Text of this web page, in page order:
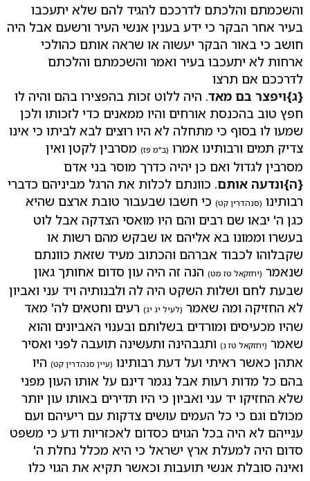
והשכמתם והלכתם לדרככם להגיד להם שלא יתעכבו
בעיר אחר הבקר כי ידע בענין אנשי העיר ורשעם אבל היה
חושב כי באור הבקר יעשוה או שראה אותם כהולכי
ארחות לא יתעכבו בעיר ואמר והשכמתם והלכתם
לדרככם אם תרצו
{ג}ויפצר בם מאד. היה ללוט זכות בהפצירו בהם והיה לו
חפץ טוב בהכנסת אורחים והיו ממאנים כדי לזכותו ולכן
שמעו לו בסוף כי מתחלה לא היו רוצים לבא לביתו כי אינו
צדיק תמים ורבותינו אמרו (ב"מ פז) מסרבין לקטן ואין
מסרבין לגדול ואם כן יהיה כדרך מוסר בני אדם
{ה}ונדעה אותם. כוונתם לכלות את הרגל מביניהם כדברי
רבותינו (סנהדרין קט) כי חשבו שבעבור טובת ארצם שהיא
כגן ה' יבאו שם רבים והם היו מואסי הצדקה אבל לוט
בעשרו וממונו בא אליהם או שבקש מהם רשות או
שקבלוהו לכבוד אברהם והכתוב מעיד שזאת כוונתם
שנאמר (יחזקאל טז מט) הנה זה היה עון סדום אחותך גאון
שבעת לחם ושלות השקט היה לה ולבנותיה ויד עני ואביון
לא החזיקה ומה שאמר (לעיל יג יג) רעים וחטאים לה' מאד
שהיו מכעיסים ומורדים בשלותם ובענוי האביונים והוא
שאמר (יחזקאל טז נ) ותגבהינה ותעשינה תועבה לפני ואסיר
אתהן כאשר ראיתי ועל דעת רבותינו (עיין סנהדרין קט) היו
בהם כל מדות רעות אבל נגמר דינם על אותו העון מפני
שלא החזיקו יד עני ואביון כי היו תדירים באותו עון יותר
מכולם וגם כי כל העמים עושים צדקות עם ריעיהם ועם
ענייהם לא היה בכל הגוים כסדום לאכזריות ודע כי משפט
סדום היה למעלת ארץ ישראל כי היא מכלל נחלת ה'
ואינה סובלת אנשי תועבות וכאשר תקיא את הגוי כלו